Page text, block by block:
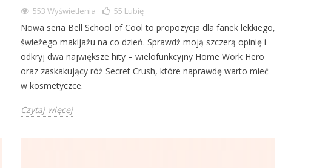
553 Wyświetlenia 55 Lubię
Nowa seria Bell School of Cool to propozycja dla fanek lekkiego,
świeżego makijażu na co dzień. Sprawdź moją szczerą opinię i
odkryj dwa największe hity – wielofunkcyjny Home Work Hero
oraz zaskakujący róż Secret Crush, które naprawdę warto mieć
w kosmetyczce.
Czytaj więcej